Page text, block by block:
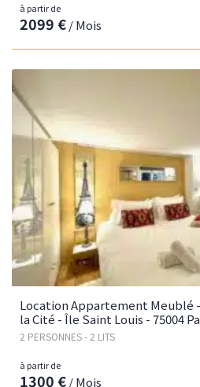
à partir de
2099 €/ Mois
Location Appartement Meublé -
la Cité - Île Saint Louis - 75004
2 PERSONNES - 2 LITS
à partir de
1300 €/ Mois